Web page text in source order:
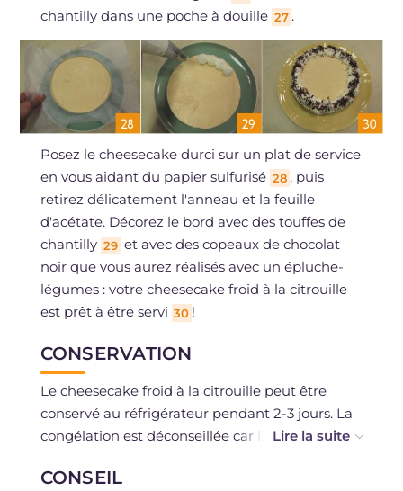
chantilly dans une poche à douille 27 .
Posez le cheesecake durci sur un plat de service
en vous aidant du papier sulfurisé 28 , puis
retirez délicatement l'anneau et la feuille
d'acétate. Décorez le bord avec des touffes de
chantilly 29 et avec des copeaux de chocolat
noir que vous aurez réalisés avec un épluche-
légumes : votre cheesecake froid à la citrouille
est prêt à être servi 30 !
CONSERVATION
Le cheesecake froid à la citrouille peut être
conservé au réfrigérateur pendant 2-3 jours. La
congélation est déconseillée car la citrouille
CONSEIL